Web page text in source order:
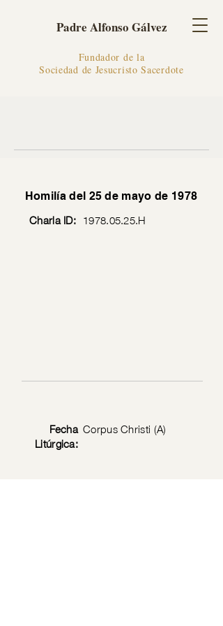
Padre Alfonso Gálvez
Fundador de la
Sociedad de Jesucristo Sacerdote
Homilía del 25 de mayo de 1978
Charla ID: 1978.05.25.H
Fecha
Litúrgica:
Corpus Christi (A)